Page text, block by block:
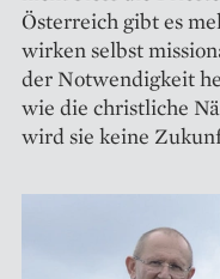
Österreich gibt es
wirken selbst
der Notwendigkeit
wie die christliche
wird sie keine